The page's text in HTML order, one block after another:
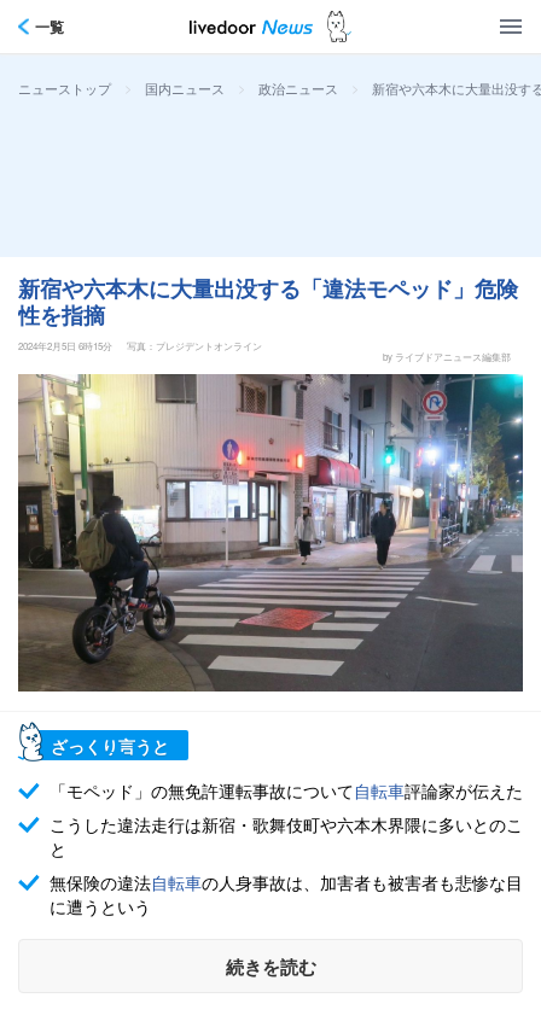
一覧
ニューストップ > 国内ニュース > 政治ニュース > 新宿や六本木に大量出没す
新宿や六本木に大量出没する「違法モペッド」危険
性を指摘
2024年2月5日 6時15分
写真：プレジデントオンライン
by ライブドアニュース編集部
ざっくり言うと
「モペッド」の無免許運転事故について自転車評論家が伝えた
こうした違法走行は新宿・歌舞伎町や六本木界隈に多いとのこ
と
無保険の違法自転車の人身事故は、加害者も被害者も悲惨な目
に遭うという
続きを読む